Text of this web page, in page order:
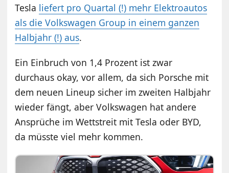
Tesla liefert pro Quartal (!) mehr Elektroautos
als die Volkswagen Group in einem ganzen
Halbjahr (!) aus.
Ein Einbruch von 1,4 Prozent ist zwar
durchaus okay, vor allem, da sich Porsche mit
dem neuen Lineup sicher im zweiten Halbjahr
wieder fängt, aber Volkswagen hat andere
Ansprüche im Wettstreit mit Tesla oder BYD,
da müsste viel mehr kommen.